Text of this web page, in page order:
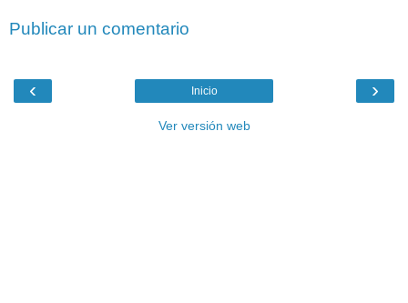
Publicar un comentario
‹ ›
Inicio
Ver versión web